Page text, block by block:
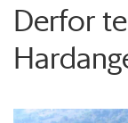
Derfor